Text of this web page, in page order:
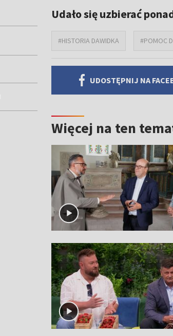
Udało się uzbierać
#HISTORIA DAWIDKA #POMOC
UDOSTĘPNIJ NA
Więcej na ten